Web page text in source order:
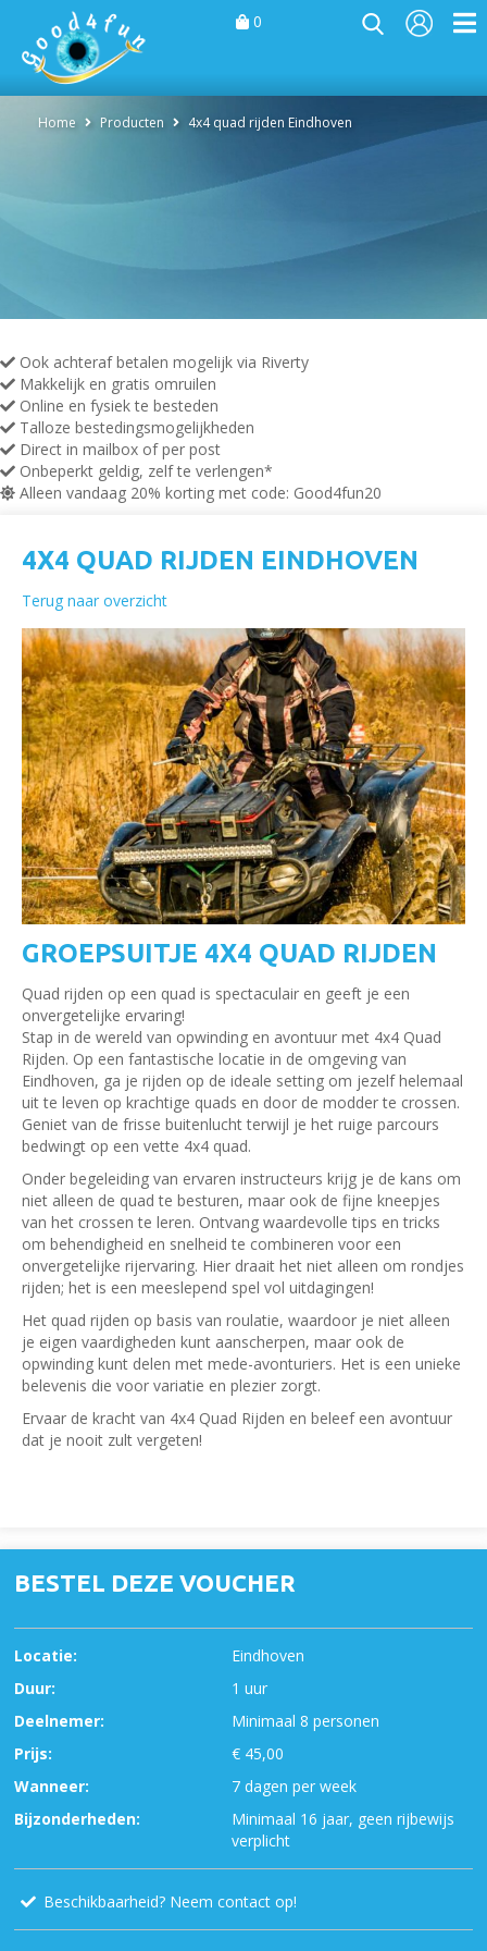
0
Home Producten 4x4 quad rijden Eindhoven
Ook achteraf betalen mogelijk via Riverty
Makkelijk en gratis omruilen
Online en fysiek te besteden
Talloze bestedingsmogelijkheden
Direct in mailbox of per post
Onbeperkt geldig, zelf te verlengen*
Alleen vandaag 20% korting met code: Good4fun20
4X4 QUAD RIJDEN EINDHOVEN
Terug naar overzicht
GROEPSUITJE 4X4 QUAD RIJDEN
Quad rijden op een quad is spectaculair en geeft je een
onvergetelijke ervaring!
Stap in de wereld van opwinding en avontuur met 4x4 Quad
Rijden. Op een fantastische locatie in de omgeving van
Eindhoven, ga je rijden op de ideale setting om jezelf helemaal
uit te leven op krachtige quads en door de modder te crossen.
Geniet van de frisse buitenlucht terwijl je het ruige parcours
bedwingt op een vette 4x4 quad.
Onder begeleiding van ervaren instructeurs krijg je de kans om
niet alleen de quad te besturen, maar ook de fijne kneepjes
van het crossen te leren. Ontvang waardevolle tips en tricks
om behendigheid en snelheid te combineren voor een
onvergetelijke rijervaring. Hier draait het niet alleen om rondjes
rijden; het is een meeslepend spel vol uitdagingen!
Het quad rijden op basis van roulatie, waardoor je niet alleen
je eigen vaardigheden kunt aanscherpen, maar ook de
opwinding kunt delen met mede-avonturiers. Het is een unieke
belevenis die voor variatie en plezier zorgt.
Ervaar de kracht van 4x4 Quad Rijden en beleef een avontuur
dat je nooit zult vergeten!
BESTEL DEZE VOUCHER
Locatie:
Eindhoven
Duur:
1 uur
Deelnemer:
Minimaal 8 personen
Prijs:
€ 45,00
Wanneer:
7 dagen per week
Bijzonderheden:
Minimaal 16 jaar, geen rijbewijs
verplicht
Beschikbaarheid? Neem contact op!